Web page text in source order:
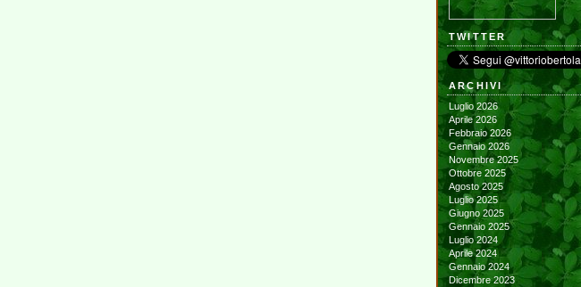
TWITTER
ARCHIVI
Luglio 2026
Aprile 2026
Febbraio 2026
Gennaio 2026
Novembre 2025
Ottobre 2025
Agosto 2025
Luglio 2025
Giugno 2025
Gennaio 2025
Luglio 2024
Aprile 2024
Gennaio 2024
Dicembre 2023